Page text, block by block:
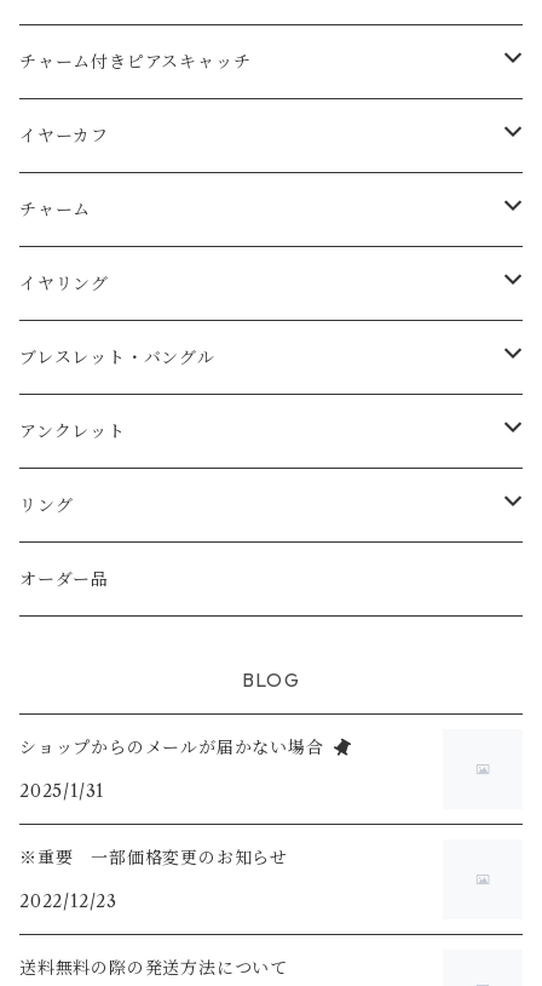
天然石
純銀（925sv・AS935sv）
天然石
k10
真鍮メッキ
天然石
Ｋ14ｇｆ（ゴールドフィルド）
天然石
スワロフスキー
純銀（925sv・AS935sv）
天然石
真鍮メッキ素材
コットンパール
淡水パール
スチール金メッキ素材
その他
ｋ14
天然石
天然石
シトリン
ラブライドライト
淡水パール
チャーム付きピアスキャッチ
K14gf
コットンレース
AS935sv・925sv
その他
イヤーカフ
イヤーカフ
Ｋ14ｇｆ（金張り）
純銀（AS935sv）
イヤーカフ用チャーム
K14gf
AS935sv ・925sv
チャーム
K14gf
天然石
AS935sv
天然石
真鍮メッキ
イヤリング
真鍮メッキ
コットンパール
ブレスレット・バングル
Ｋ14ｇｆ（ゴールドフィルド）
天然石
純銀（925sv AS935sv)
天然石
真鍮メッキ
アンクレット
純銀（ 925sv AS935sv )
天然石
真鍮メッキ
リング
K14gf
オーダー品
BLOG
ショップからのメールが届かない場合
2025/1/31
※重要 一部価格変更のお知らせ
2022/12/23
送料無料の際の発送方法について